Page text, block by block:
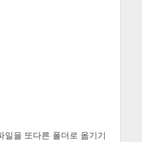
일을 또다른 폴더로 옮기기